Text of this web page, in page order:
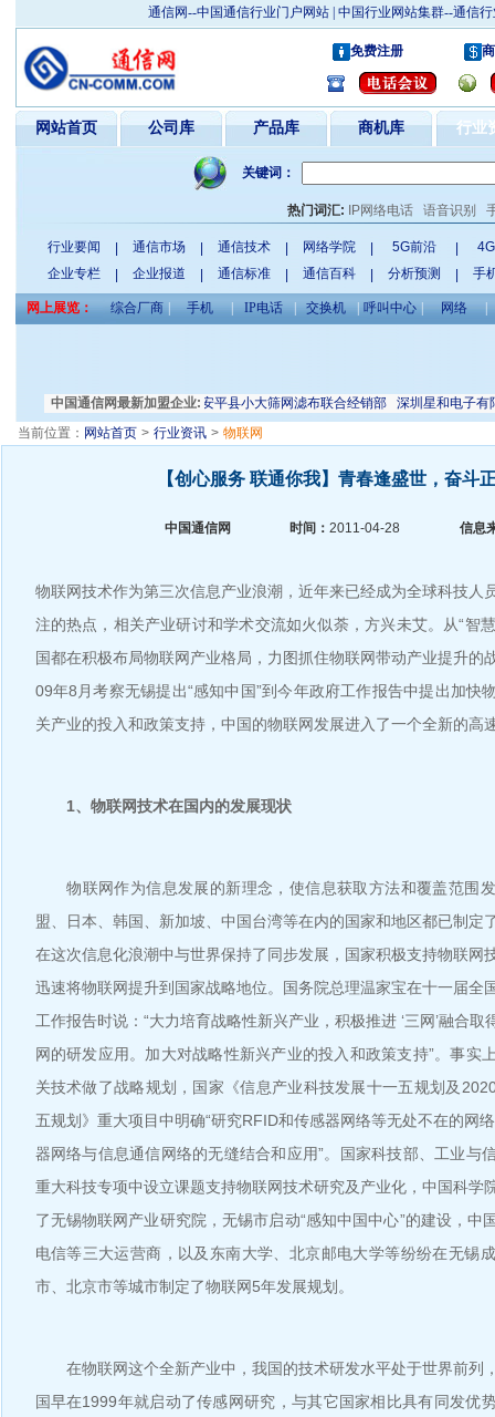
通信网--中国通信行业门户网站 | 中国行业网站集群--通信
免费注册
网站首页 公司库 产品库 商机库 行业
关键词：
热门词汇: IP网络电话 语音识别
行业要闻 通信市场 通信技术 网络学院 5G前沿
企业专栏
企业报道 通信标准 通信百科 分析预测 手
网上展览： 综合厂商 | 手机 | IP电话 | 交换机 | 呼叫中心 | 网络 |
中国通信网最新加盟企业:
天津振威展览有限公司 安平县小大筛网滤布联合经销部 深圳星和电子有限公司
当前位置： 网站首页 > 行业资讯 > 物联网
【创心服务 联通你我】青春逢盛世，奋斗
中国通信网 时间： 2011-04-28 信息
物联网技术作为第三次信息产业浪潮，近年来已经成为全球科技人
注的热点，相关产业研讨和学术交流如火似荼，方兴未艾。从“智
国都在积极布局物联网产业格局，力图抓住物联网带动产业提升的
09年8月考察无锡提出“感知中国”到今年政府工作报告中提出加快
关产业的投入和政策支持，中国的物联网发展进入了一个全新的高
1、物联网技术在国内的发展现状
物联网作为信息发展的新理念，使信息获取方法和覆盖范围
盟、日本、韩国、新加坡、中国台湾等在内的国家和地区都已制定
在这次信息化浪潮中与世界保持了同步发展，国家积极支持物联网
迅速将物联网提升到国家战略地位。国务院总理温家宝在十一届全
工作报告时说：“大力培育战略性新兴产业，积极推进 ‘三网’融合
网的研发应用。加大对战略性新兴产业的投入和政策支持”。事实
关技术做了战略规划，国家《信息产业科技发展十一五规划及
五规划》重大项目中明确“研究RFID和传感器网络等无处不在的网
器网络与信息通信网络的无缝结合和应用”。国家科技部、工业与
重大科技专项中设立课题支持物联网技术研究及产业化，中国科学
了无锡物联网产业研究院，无锡市启动“感知中国中心”的建设，中
电信等三大运营商，以及东南大学、北京邮电大学等纷纷在无锡
市、北京市等城市制定了物联网5年发展规划。
在物联网这个全新产业中，我国的技术研发水平处于世界前列
国早在1999年就启动了传感网研究，与其它国家相比具有同发优